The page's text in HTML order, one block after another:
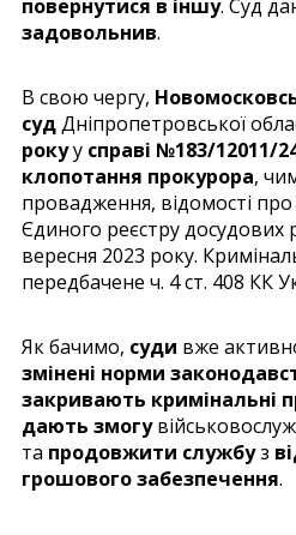
повернутися в іншу. Суд
задовольнив.
В свою чергу,
судДніпропетровської
рокуу справі №183/12011/
клопотання прокурора,
провадження, відомості про
Єдиного реєстру досудових
вересня 2023 року.
передбачене ч. 4 ст. 408 КК
Як бачимо, суди вже
змінені норми
закривають кримінальні
дають змогу
та продовжити службуз
грошового забезпечення.